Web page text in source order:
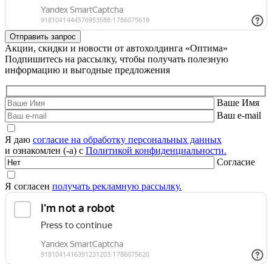
Акции, скидки и новости от автохолдинга «Оптима»
Подпишитесь на рассылку, чтобы получать полезную
информацию и выгодные предложения
Ваше Имя
Ваш e-mail
Я даю согласие на обработку персональных данных
и ознакомлен (-а) с Политикой конфиденциальности.
Согласие
Я согласен получать рекламную рассылку.